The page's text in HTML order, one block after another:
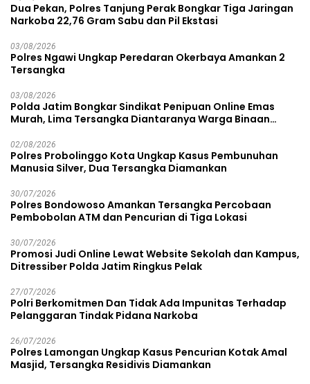
Dua Pekan, Polres Tanjung Perak Bongkar Tiga Jaringan
Narkoba 22,76 Gram Sabu dan Pil Ekstasi
03/08/2026
Polres Ngawi Ungkap Peredaran Okerbaya Amankan 2
Tersangka
03/08/2026
Polda Jatim Bongkar Sindikat Penipuan Online Emas
Murah, Lima Tersangka Diantaranya Warga Binaan
02/08/2026
Polres Probolinggo Kota Ungkap Kasus Pembunuhan
Manusia Silver, Dua Tersangka Diamankan
30/07/2026
Polres Bondowoso Amankan Tersangka Percobaan
Pembobolan ATM dan Pencurian di Tiga Lokasi
30/07/2026
Promosi Judi Online Lewat Website Sekolah dan Kampus,
Ditressiber Polda Jatim Ringkus Pelak
27/07/2026
Polri Berkomitmen Dan Tidak Ada Impunitas Terhadap
Pelanggaran Tindak Pidana Narkoba
26/07/2026
Polres Lamongan Ungkap Kasus Pencurian Kotak Amal
Masjid, Tersangka Residivis Diamankan